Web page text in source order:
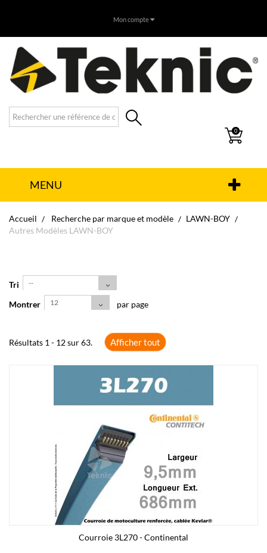
Mon compte
0
MENU
Accueil Recherche par marque et modèle
LAWN-BOY
Autres Modèles LAWN-BOY
Tri --
Montrer 12 par page
Résultats 1 - 12 sur 63. Afficher tout
Courroie 3L270 - Continental